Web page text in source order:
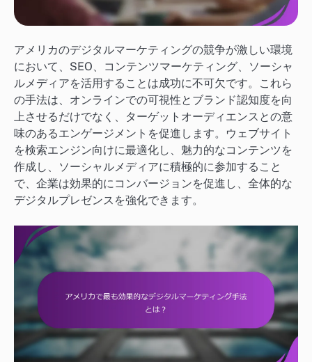
アメリカのデジタルマーケティングの競争が激しい環境
において、SEO、コンテンツマーケティング、ソーシャ
ルメディアを活用することは成功に不可欠です。これら
の手法は、オンラインでの可視性とブランド認知度を向
上させるだけでなく、ターゲットオーディエンスとの意
味のあるエンゲージメントを促進します。ウェブサイト
を検索エンジン向けに最適化し、魅力的なコンテンツを
作成し、ソーシャルメディアに積極的に参加すること
で、企業は効果的にコンバージョンを促進し、全体的な
デジタルプレゼンスを強化できます。